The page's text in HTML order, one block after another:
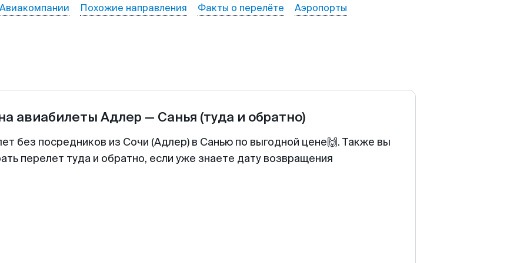
Похожие направления Факты о перелёте Аэропорты
авиабилеты Адлер — Санья (туда и обратно)
без посредников из Сочи (Адлер) в Санью по выгодной цене🙌. Также вы
перелет туда и обратно, если уже знаете дату возвращения